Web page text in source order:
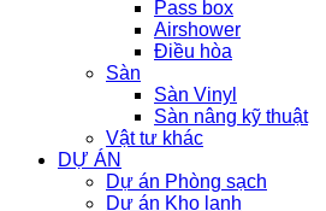
Pass box
Airshower
Điều hòa
Sàn
Sàn Vinyl
Sàn nâng kỹ thuật
Vật tư khác
DỰ ÁN
Dự án Phòng sạch
Dự án Kho lạnh